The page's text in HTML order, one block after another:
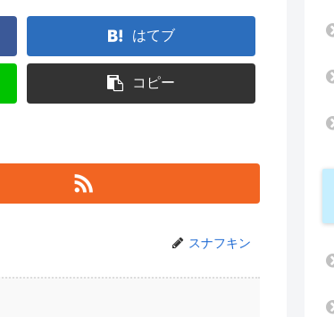
はてブ
コピー
スナフキン